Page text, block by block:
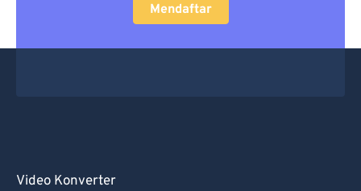
Mendaftar
Video Konverter